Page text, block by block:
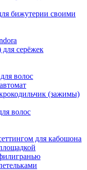
бижутерии своими
серёжек
волос
(зажимы)
волос
для кабошона